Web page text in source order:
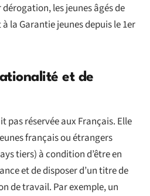
les jeunes âgés de
la Garantie jeunes depuis le 1er
et de
pas réservée aux Français. Elle
français ou étrangers
tiers) à condition d’être en
et de disposer d’un titre de
de travail. Par exemple, un